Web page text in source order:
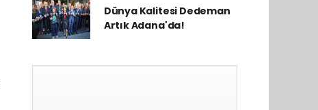
Dünya Kalitesi Dedeman
Artık Adana'da!